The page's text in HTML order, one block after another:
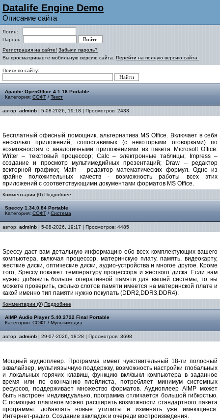
Datalife Engine Demo
Описание сайта
Логин:
Пароль:
Регистрация на сайте! Забыли пароль?
Вы просматриваете мобильную версию сайта. Перейти на полную версию сайта.
Поиск по сайту:
Apache OpenOffice 4.1.16 Portable
Категория: СОФТ / Текст
автор: adminb | 5-08-2026, 19:18 | Просмотров: 2433
Бесплатный офисный помощник, альтернатива MS Office. Включает в себя
несколько приложений, сопоставимых (с некоторыми оговорками) по
возможностям с аналогичными приложениями из пакета Microsoft Office:
Writer – текстовый процессор; Calc – электронные таблицы; Impress –
создание и просмотр мультимедийных презентаций; Draw – редактор
векторной графики; Math – редактор математических формул. Одно из
крайне положительных качеств - возможность работы всех этих
приложений с соответствующими документами форматов MS Office.
Комментарии (0) Подробнее
Speccy 1.34.0.84 Portable
Категория: СОФТ / Система
автор: adminb | 5-08-2026, 19:17 | Просмотров: 4485
Speccy даст вам детальную информацию обо всех комплектующих вашего
компьютера, включая процессор, материнскую плату, память, видеокарту,
жесткие диски, оптические диски, аудио-устройства и многое другое. Кроме
того, Speccy покажет температуру процессора и жёсткого диска. Если вам
нужно добавить больше оперативной памяти для вашей системы, то вы
можете проверить, сколько слотов памяти имеется на материнской плате и
какой именно тип памяти нужно покупать (DDR2,DDR3,DDR4).
Комментарии (0) Подробнее
AIMP Audio Player 5.40.2722 Final Portable
Категория: СОФТ / Мультимедиа
автор: adminb | 29-07-2026, 18:28 | Просмотров: 3698
Мощный аудиоплеер. Программа имеет чувствительный 18-ти полосный
эквалайзер, мультиязычную поддержку, возможность настройки глобальных
и локальных горячих клавиш, функцию вкл/выкл компьютера в заданное
время или по окончанию плейлиста, потребляет минимум системных
ресурсов, поддерживает множество форматов. Аудиоплеер AIMP может
быть настроен индивидуально, программа отличается большой гибкостью.
С помощью плагинов можно расширять возможности стандартного пакета
программы: добавлять новые утилиты и изменять уже имеющиеся.
Интернет-радио. Создание закладок и очереди воспроизведения.